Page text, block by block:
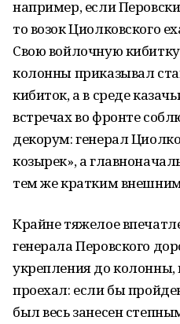
например, если
то возок Циолковского
Свою войлочную
колонны приказывал
кибиток, а в среде
встречах во фронте
декорум: генерал
козырек», а
тем же кратким
Крайне тяжелое
генерала Перовского
укрепления до колонны,
проехал: если бы
был весь занесен